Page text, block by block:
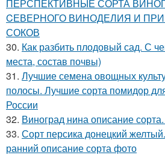
ПЕРСПЕКТИВНЫЕ СОРТА
CЕВЕРНОГО ВИНОДЕЛИЯ И
СОКОВ
30. Как разбить плодовый сад. С
места, состав почвы)
31. Лучшие семена овощных
полосы. Лучшие сорта помидор
России
32. Виноград нина описание
33. Сорт персика донецкий
ранний описание сорта фото